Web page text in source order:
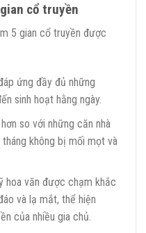
cổ truyền
5 gian cổ truyền được
ứng đầy đủ những
sinh hoạt hằng ngày.
so với những căn nhà
không bị mối mọt và
hoa văn được chạm khắc
và lạ mắt, thể hiện
của nhiều gia chủ.